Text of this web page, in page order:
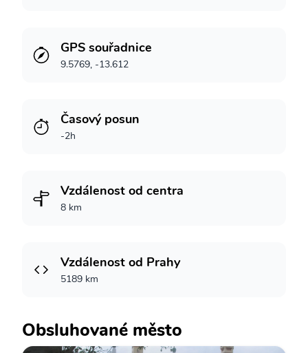
GPS souřadnice
9.5769, -13.612
Časový posun
-2h
Vzdálenost od centra
8 km
Vzdálenost od Prahy
5189 km
Obsluhované město